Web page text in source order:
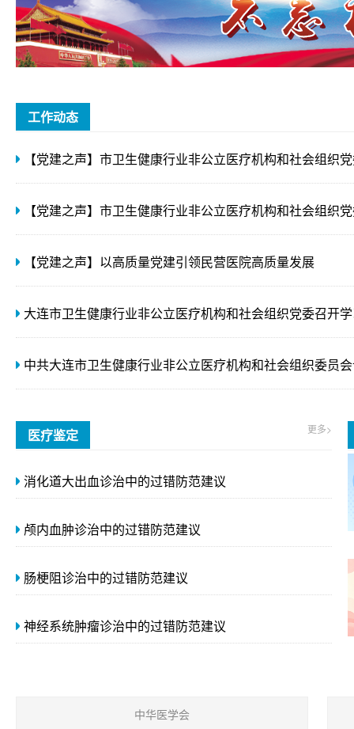
工作动态
【党建之声】以高质量党建引领民营医院高质量发展
医疗鉴定 更多>
消化道大出血诊治中的过错防范建议
颅内血肿诊治中的过错防范建议
肠梗阻诊治中的过错防范建议
神经系统肿瘤诊治中的过错防范建议
中华医学会